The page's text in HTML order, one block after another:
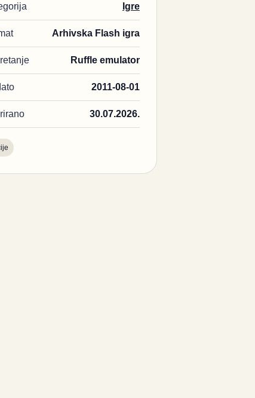
Igre
Arhivska Flash igra
Ruffle emulator
2011-08-01
30.07.2026.